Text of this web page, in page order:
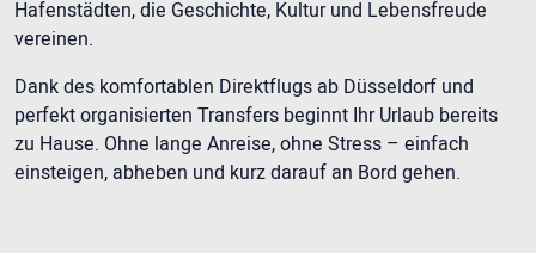
Hafenstädten, die Geschichte, Kultur und Lebensfreude
vereinen.
Dank des komfortablen Direktflugs ab Düsseldorf und
perfekt organisierten Transfers beginnt Ihr Urlaub bereits
zu Hause. Ohne lange Anreise, ohne Stress – einfach
einsteigen, abheben und kurz darauf an Bord gehen.